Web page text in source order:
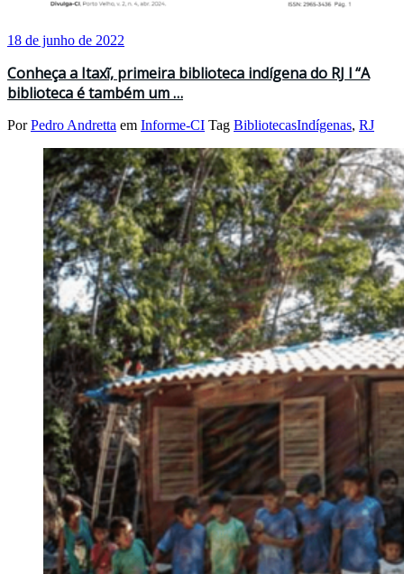
18 de junho de 2022
Conheça a Itaxĩ, primeira biblioteca indígena do RJ l “A
biblioteca é também um …
PorPedro Andretta em Informe-CI Tag BibliotecasIndígenas, RJ